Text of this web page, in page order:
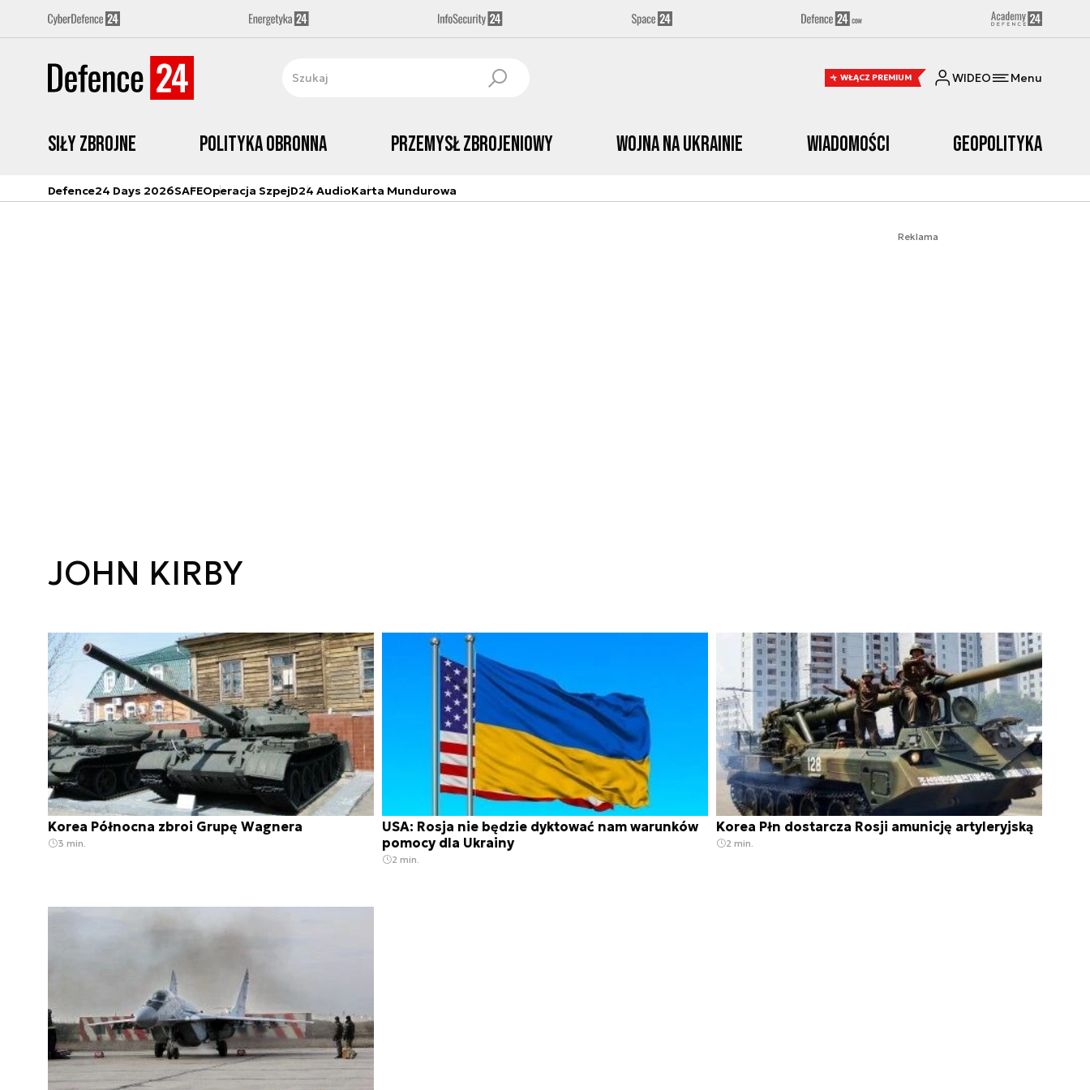
WŁĄCZ PREMIUM WIDEO Menu
Siły zbrojne Polityka obronna Przemysł Zbrojeniowy Wojna na Ukrainie Wiadomości Geopolityka
Defence24 Days 2026SAFEOperacja SzpejD24 AudioKarta Mundurowa
Reklama
JOHN KIRBY
Korea Północna zbroi Grupę Wagnera
3 min.
USA: Rosja nie będzie dyktować nam warunków
pomocy dla Ukrainy
2 min.
Korea Płn dostarcza Rosji amunicję artyleryjską
2 min.